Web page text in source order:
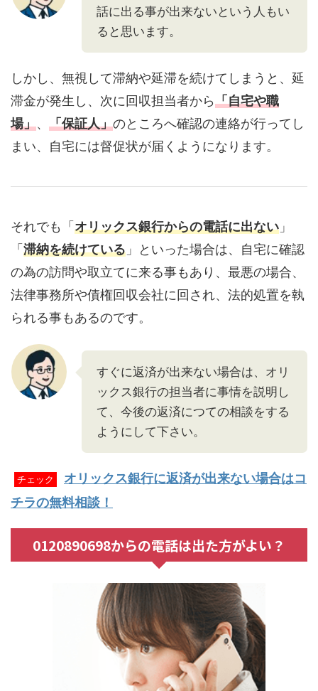
話に出る事が出来ないという人もい
ると思います。
しかし、無視して滞納や延滞を続けてしまうと、延
滞金が発生し、次に回収担当者から「自宅や職
場」、 「保証人」のところへ確認の連絡が行ってし
まい、自宅には督促状が届くようになります。
それでも「 オリックス銀行からの電話に出ない 」
「 滞納を続けている 」といった場合は、自宅に確認
の為の訪問や取立てに来る事もあり、最悪の場合、
法律事務所や債権回収会社に回され、法的処置を執
られる事もあるのです。
すぐに返済が出来ない場合は、オリ
ックス銀行の担当者に事情を説明し
て、今後の返済につての相談をする
ようにして下さい。
チェック
オリックス銀行に返済が出来ない場合はコ
チラの無料相談！
0120890698からの電話は出た方がよい？